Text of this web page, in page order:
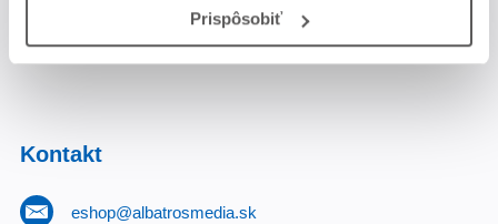
Prispôsobiť
Kontakt
eshop@albatrosmedia.sk